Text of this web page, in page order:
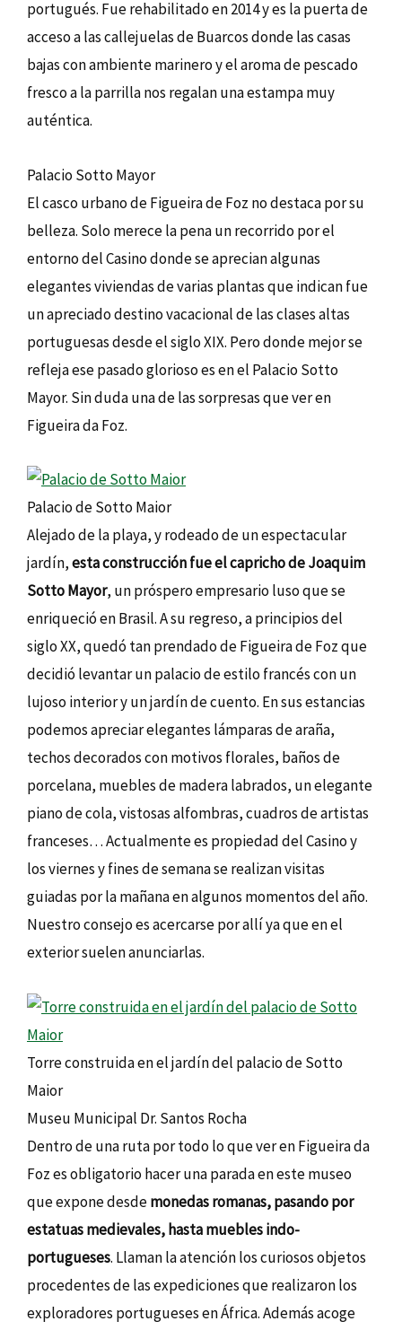
portugués. Fue rehabilitado en 2014 y es la puerta de
acceso a las callejuelas de Buarcos donde las casas
bajas con ambiente marinero y el aroma de pescado
fresco a la parrilla nos regalan una estampa muy
auténtica.
Palacio Sotto Mayor
El casco urbano de Figueira de Foz no destaca por su
belleza. Solo merece la pena un recorrido por el
entorno del Casino donde se aprecian algunas
elegantes viviendas de varias plantas que indican fue
un apreciado destino vacacional de las clases altas
portuguesas desde el siglo XIX. Pero donde mejor se
refleja ese pasado glorioso es en el Palacio Sotto
Mayor. Sin duda una de las sorpresas que ver en
Figueira da Foz.
Palacio de Sotto Maior
Alejado de la playa, y rodeado de un espectacular
jardín,esta construcción fue el capricho de Joaquim
Sotto Mayor, un próspero empresario luso que se
enriqueció en Brasil. A su regreso, a principios del
siglo XX, quedó tan prendado de Figueira de Foz que
decidió levantar un palacio de estilo francés con un
lujoso interior y un jardín de cuento. En sus estancias
podemos apreciar elegantes lámparas de araña,
techos decorados con motivos florales, baños de
porcelana, muebles de madera labrados, un elegante
piano de cola, vistosas alfombras, cuadros de artistas
franceses… Actualmente es propiedad del Casino y
los viernes y fines de semana se realizan visitas
guiadas por la mañana en algunos momentos del año.
Nuestro consejo es acercarse por allí ya que en el
exterior suelen anunciarlas.
Torre construida en el jardín del palacio de Sotto
Maior
Museu Municipal Dr. Santos Rocha
Dentro de una ruta por todo lo que ver en Figueira da
Foz es obligatorio hacer una parada en este museo
que expone desdemonedas romanas, pasando por
estatuas medievales, hasta muebles indo-
portugueses. Llaman la atención los curiosos objetos
procedentes de las expediciones que realizaron los
exploradores portugueses en África. Además acoge